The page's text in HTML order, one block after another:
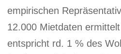
empirischen
12.000 Mietdaten
entspricht rd. 1 % des